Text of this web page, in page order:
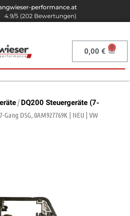
performance.at
4.9/5 (202 Bewertungen)
0,00€
/DQ200 Steuergeräte (7-
DSG, 0AM927769K | NEU | VW